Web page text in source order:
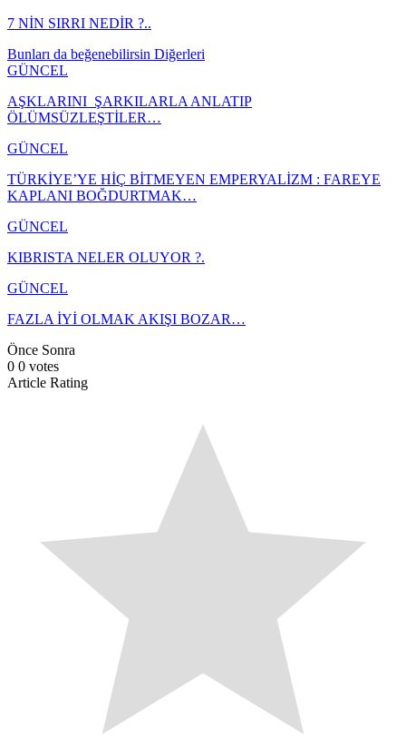
7 NİN SIRRI NEDİR ?..
Bunları da beğenebilirsin Diğerleri
GÜNCEL
AŞKLARINI ŞARKILARLA ANLATIP
ÖLÜMSÜZLEŞTİLER…
GÜNCEL
TÜRKİYE’YE HİÇ BİTMEYEN EMPERYALİZM : FAREYE
KAPLANI BOĞDURTMAK…
GÜNCEL
KIBRISTA NELER OLUYOR ?.
GÜNCEL
FAZLA İYİ OLMAK AKIŞI BOZAR…
Önce Sonra
0 0 votes
Article Rating